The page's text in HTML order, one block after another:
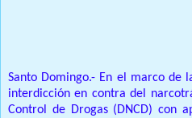
Santo Domingo.- En el marco de
interdicción en contra del
Control de Drogas (DNCD) con